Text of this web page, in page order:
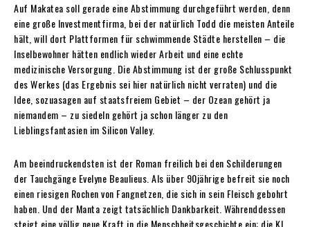
Auf Makatea soll gerade eine Abstimmung durchgeführt werden, denn
eine große Investmentfirma, bei der natürlich Todd die meisten Anteile
hält, will dort Plattformen für schwimmende Städte herstellen – die
Inselbewohner hätten endlich wieder Arbeit und eine echte
medizinische Versorgung. Die Abstimmung ist der große Schlusspunkt
des Werkes (das Ergebnis sei hier natürlich nicht verraten) und die
Idee, sozuasagen auf staatsfreiem Gebiet – der Ozean gehört ja
niemandem – zu siedeln gehört ja schon länger zu den
Lieblingsfantasien im Silicon Valley.
Am beeindruckendsten ist der Roman freilich bei den Schilderungen
der Tauchgänge Evelyne Beaulieus. Als über 90jährige befreit sie noch
einen riesigen Rochen von Fangnetzen, die sich in sein Fleisch gebohrt
haben. Und der Manta zeigt tatsächlich Dankbarkeit. Währenddessen
steigt eine völlig neue Kraft in die Menschheitsgeschichte ein: die KI.